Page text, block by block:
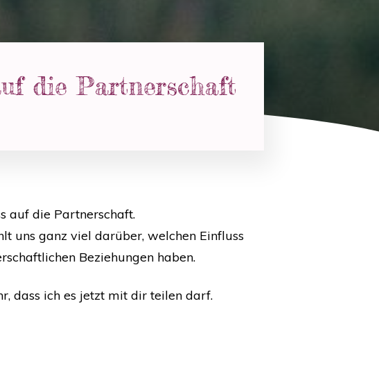
die Partnerschaft
auf die Partnerschaft.
uns ganz viel darüber, welchen Einfluss
Beziehungen haben.
dass ich es jetzt mit dir teilen darf.